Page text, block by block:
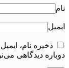
نام
ایمیل
ذخیره نام،
دوباره دیدگاهی